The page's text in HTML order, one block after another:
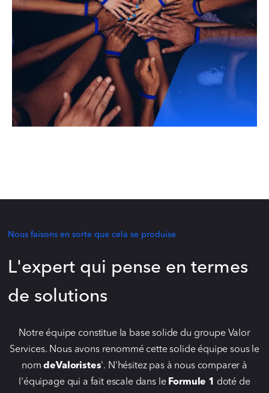
Nous faisons en sorte que cela se produise
L'expert qui pense en termes
de solutions
Notre équipe constitue la base solide du groupe Valor
Services. Nous avons renommé cette solide équipe sous le
nomdeValoristes'. N'hésitez pas à nous comparer à
l'équipage qui a fait escale dans le Formule 1 doté de